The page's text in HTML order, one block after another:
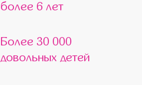
более 6 лет
Более 30 000
довольных детей